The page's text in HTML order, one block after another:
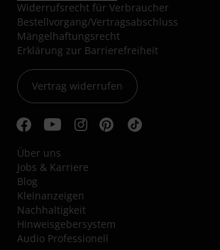
Widerrufsrecht für Verbraucher
Bestellvorgang/Vertragsabschluss
Mängelhaftungsrecht
Erklärung zur Barrierefreiheit
Vertrag widerrufen
Über uns
Jobs & Karriere
Blog
Kleinanzeigen
Nachhaltigkeit
Hinweisgebersystem
Audio Professionell